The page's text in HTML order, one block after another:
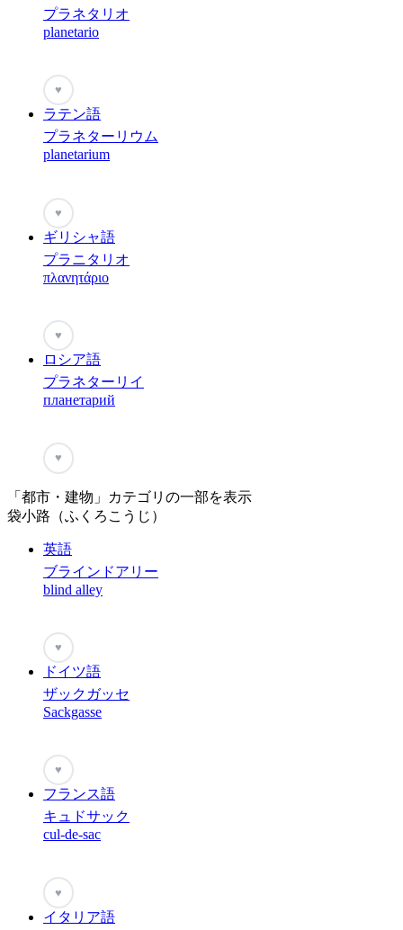
プラネタリオ
planetario
♥
ラテン語
プラネターリウム
planetarium
♥
ギリシャ語
プラニタリオ
πλανητάριο
♥
ロシア語
プラネターリイ
планетарий
♥
「都市・建物」カテゴリの一部を表示
袋小路（ふくろこうじ）
英語
ブラインドアリー
blind alley
♥
ドイツ語
ザックガッセ
Sackgasse
♥
フランス語
キュドサック
cul-de-sac
♥
イタリア語